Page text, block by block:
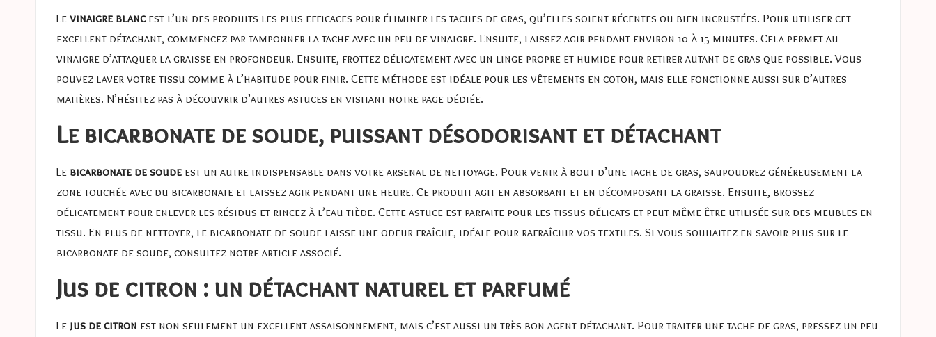
Le vinaigre blancest l’un des produits les plus efficaces pour éliminer les taches de gras, qu’elles soient récentes ou bien incrustées. Pour utiliser cet
excellent détachant, commencez par tamponner la tache avec un peu de vinaigre. Ensuite, laissez agir pendant environ 10 à 15 minutes. Cela permet au
vinaigre d’attaquer la graisse en profondeur. Ensuite, frottez délicatement avec un linge propre et humide pour retirer autant de gras que possible. Vous
pouvez laver votre tissu comme à l’habitude pour finir. Cette méthode est idéale pour les vêtements en coton, mais elle fonctionne aussi sur d’autres
matières. N’hésitez pas à découvrir d’autres astuces en visitant notre page dédiée.
Le bicarbonate de soude, puissant désodorisant et détachant
Le bicarbonate de soude est un autre indispensable dans votre arsenal de nettoyage. Pour venir à bout d’une tache de gras, saupoudrez généreusement la
zone touchée avec du bicarbonate et laissez agir pendant une heure. Ce produit agit en absorbant et en décomposant la graisse. Ensuite, brossez
délicatement pour enlever les résidus et rincez à l’eau tiède. Cette astuce est parfaite pour les tissus délicats et peut même être utilisée sur des meubles en
tissu. En plus de nettoyer, le bicarbonate de soude laisse une odeur fraîche, idéale pour rafraîchir vos textiles. Si vous souhaitez en savoir plus sur le
bicarbonate de soude, consultez notre article associé.
Jus de citron : un détachant naturel et parfumé
Le jus de citron est non seulement un excellent assaisonnement, mais c’est aussi un très bon agent détachant. Pour traiter une tache de gras, pressez un peu